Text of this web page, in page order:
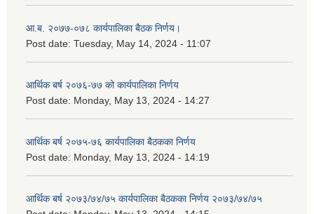
आ.ब. २०७७-०७८ कार्यपालिका बैठक निर्णय।
Post date: Tuesday, May 14, 2024 - 11:07
आर्थिक बर्ष २०७६-७७ को कार्यपालिका निर्णय
Post date: Monday, May 13, 2024 - 14:27
आर्थिक बर्ष २०७५-७६ कार्यपालिका बैठकका निर्णय
Post date: Monday, May 13, 2024 - 14:19
आर्थिक बर्ष २०७३/७४/७५ कार्यपालिका बैठकका निर्णय २०७३/७४/७५